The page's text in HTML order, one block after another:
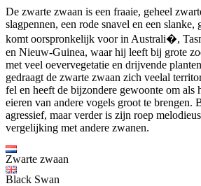
De zwarte zwaan is een fraaie, geheel
slagpennen, een rode snavel en een slanke,
komt oorspronkelijk voor in Australi�,
en Nieuw-Guinea, waar hij leeft bij grote
met veel oevervegetatie en drijvende
gedraagt de zwarte zwaan zich veelal
fel en heeft de bijzondere gewoonte om als
eieren van andere vogels groot te brengen.
agressief, maar verder is zijn roep
vergelijking met andere zwanen.
Zwarte zwaan
Black Swan